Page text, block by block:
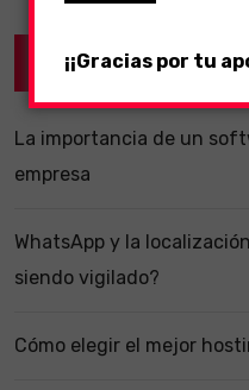
Recent Posts
La importancia de un
empresa
WhatsApp y la
siendo vigilado?
Cómo elegir el mejor
¡¡Gracias por tu